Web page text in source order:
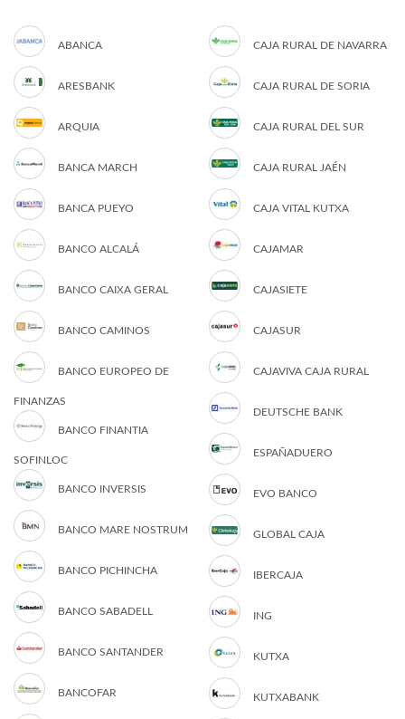
ABANCA
ARESBANK
ARQUIA
BANCA MARCH
BANCA PUEYO
BANCO ALCALÁ
BANCO CAIXA GERAL
BANCO CAMINOS
BANCO EUROPEO DE
FINANZAS
BANCO FINANTIA
SOFINLOC
BANCO INVERSIS
BANCO MARE NOSTRUM
BANCO PICHINCHA
BANCO SABADELL
BANCO SANTANDER
BANCOFAR
CAJA RURAL DE NAVARRA
CAJA RURAL DE SORIA
CAJA RURAL DEL SUR
CAJA RURAL JAÉN
CAJA VITAL KUTXA
CAJAMAR
CAJASIETE
CAJASUR
CAJAVIVA CAJA RURAL
DEUTSCHE BANK
ESPAÑADUERO
EVO BANCO
GLOBAL CAJA
IBERCAJA
ING
KUTXA
KUTXABANK